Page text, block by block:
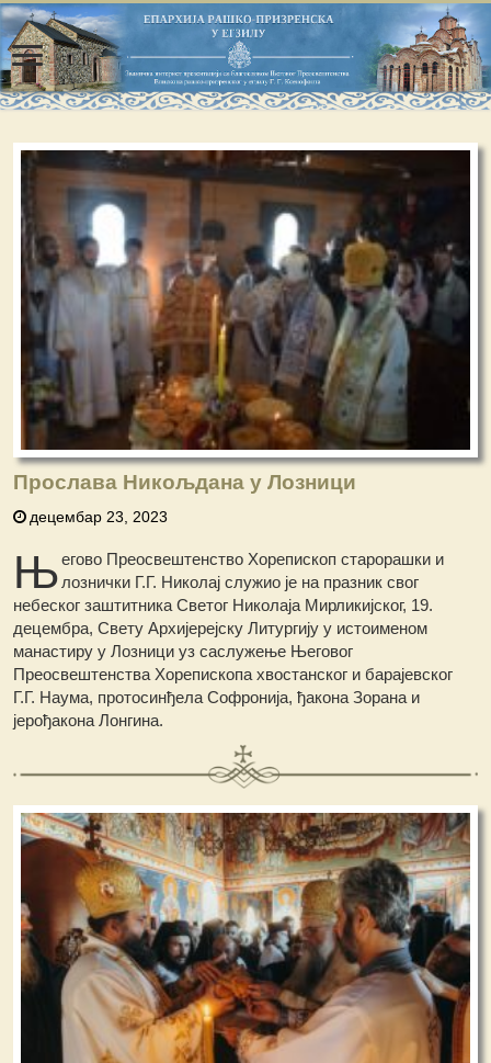
Прослава Никољдана у Лозници
децембар 23, 2023
Његово Преосвештенство Хорепископ старорашки и
лознички Г.Г. Николај служио је на празник свог
небеског заштитника Светог Николаја Мирликијског, 19.
децембра, Свету Архијерејску Литургију у истоименом
манастиру у Лозници уз саслужење Његовог
Преосвештенства Хорепископа хвостанског и барајевског
Г.Г. Наума, протосинђела Софронија, ђакона Зорана и
јерођакона Лонгина.